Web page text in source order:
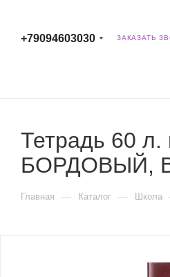
+79094603030 ЗАКАЗАТЬ
Тетрадь 60 л.
БОРДОВЫЙ,
Главная — Каталог — Школа